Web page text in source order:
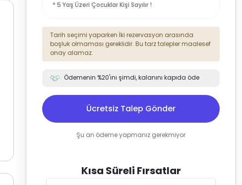
* 5 Yaş Üzeri Çocuklar Kişi Sayılır !
Tarih seçimi yaparken İki rezervasyon arasında
boşluk olmaması gereklidir. Bu tarz talepler maalesef
onay alamaz.
Ödemenin %20'ını şimdi, kalanını kapıda öde
Ücretsiz Talep Gönder
Şu an ödeme yapmanız gerekmiyor
Kısa Süreli Fırsatlar